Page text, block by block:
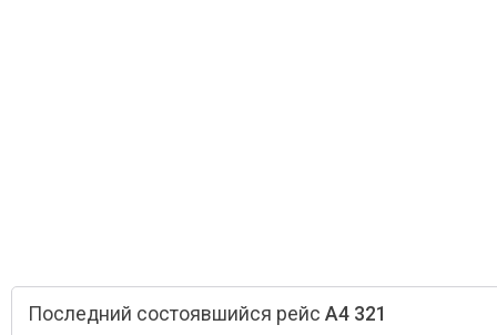
Последний состоявшийся рейс A4 321